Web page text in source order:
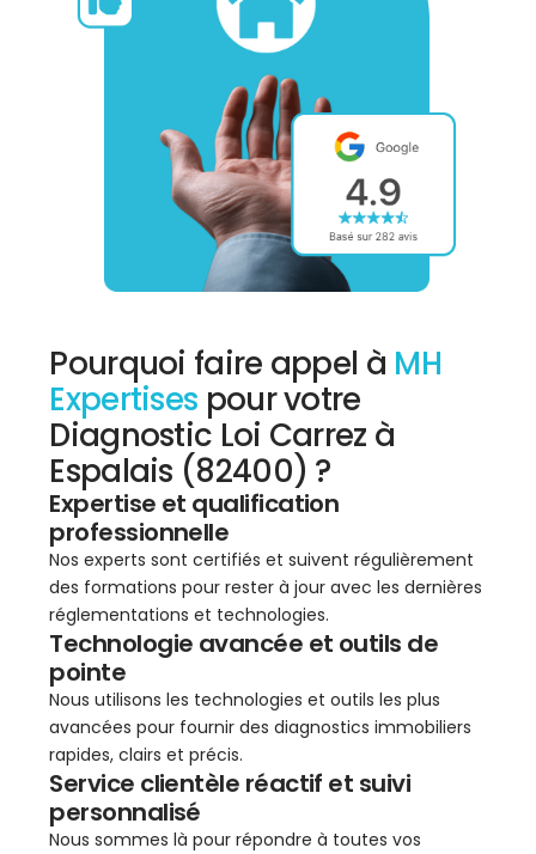
Pourquoi faire appel à MH
Expertises pour votre
Diagnostic Loi Carrez à
Espalais (82400) ?
Expertise et qualification
professionnelle
Nos experts sont certifiés et suivent régulièrement
des formations pour rester à jour avec les dernières
réglementations et technologies.
Technologie avancée et outils de
pointe
Nous utilisons les technologies et outils les plus
avancées pour fournir des diagnostics immobiliers
rapides, clairs et précis.
Service clientèle réactif et suivi
personnalisé
Nous sommes là pour répondre à toutes vos